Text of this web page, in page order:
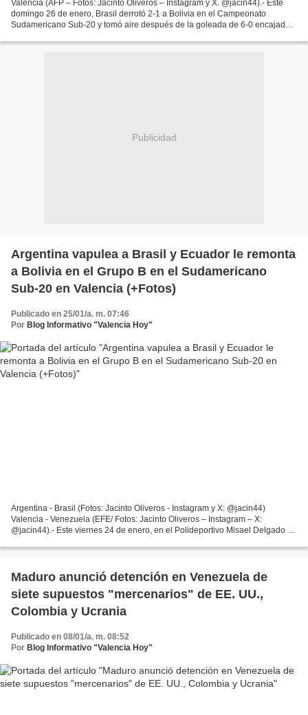
Valencia (AFP – Fotos: Jacinto Oliveros – Instagram y X. @jacin44).- Este
domingo 26 de enero, Brasil derrotó 2-1 a Bolivia en el Campeonato
Sudamericano Sub-20 y tomó aire después de la goleada de 6-0 encajada
Publicidad
Argentina vapulea a Brasil y Ecuador le remonta
a Bolivia en el Grupo B en el Sudamericano
Sub-20 en Valencia (+Fotos)
Publicado en 25/01/a. m. 07:46
Por Blog Informativo "Valencia Hoy"
Argentina - Brasil (Fotos: Jacinto Oliveros - Instagram y X: @jacin44)
Valencia - Venezuela (EFE/ Fotos: Jacinto Oliveros – Instagram – X:
@jacin44).- Este viernes 24 de enero, en el Polideportivo Misael Delgado de
Maduro anunció detención en Venezuela de
siete supuestos "mercenarios" de EE. UU.,
Colombia y Ucrania
Publicado en 08/01/a. m. 08:52
Por Blog Informativo "Valencia Hoy"